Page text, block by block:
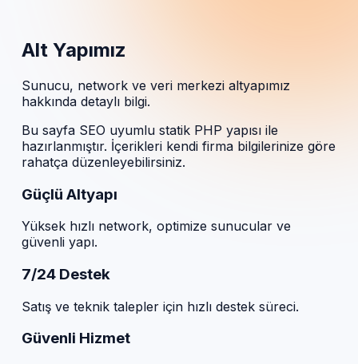
Alt Yapımız
Sunucu, network ve veri merkezi altyapımız
hakkında detaylı bilgi.
Bu sayfa SEO uyumlu statik PHP yapısı ile
hazırlanmıştır. İçerikleri kendi firma bilgilerinize göre
rahatça düzenleyebilirsiniz.
Güçlü Altyapı
Yüksek hızlı network, optimize sunucular ve
güvenli yapı.
7/24 Destek
Satış ve teknik talepler için hızlı destek süreci.
Güvenli Hizmet